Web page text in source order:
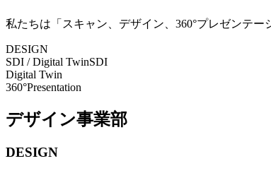
私たちは「スキャン、デザイン、360°プレゼンテ
DESIGN
SDI / Digital TwinSDI
Digital Twin
360°Presentation
デザイン事業部
DESIGN